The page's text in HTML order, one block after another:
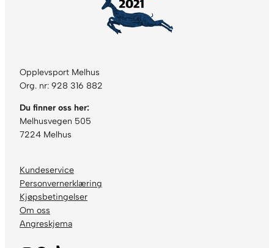
Opplevsport Melhus
Org. nr: 928 316 882
Du finner oss her:
Melhusvegen 505
7224 Melhus
Kundeservice
Personvernerklæring
Kjøpsbetingelser
Om oss
Angreskjema